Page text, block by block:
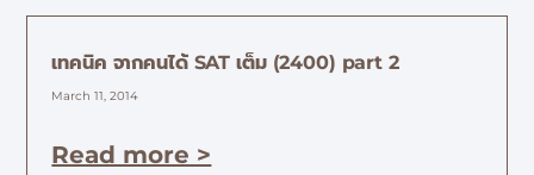
เทคนิค จากคนได้ SAT เต็ม (2400) part 2
March 11, 2014
Read more >